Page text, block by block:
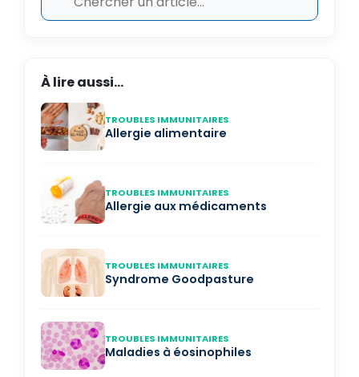
À lire aussi...
TROUBLES IMMUNITAIRES
Allergie alimentaire
TROUBLES IMMUNITAIRES
Allergie aux médicaments
TROUBLES IMMUNITAIRES
Syndrome Goodpasture
TROUBLES IMMUNITAIRES
Maladies à éosinophiles